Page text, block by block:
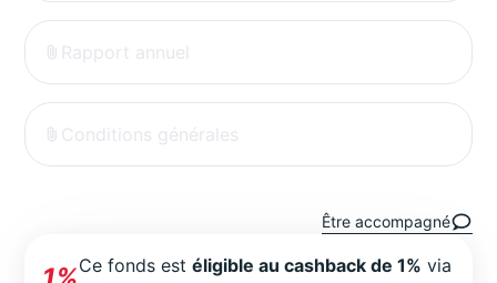
Rapport annuel
Conditions générales
Être accompagné
Ce fonds estéligible au cashback de 1% via